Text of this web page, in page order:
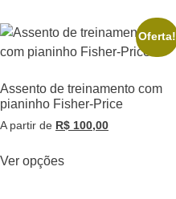
Oferta!
Assento de treinamento com
pianinho Fisher-Price
A partir de R$ 100,00
Ver opções